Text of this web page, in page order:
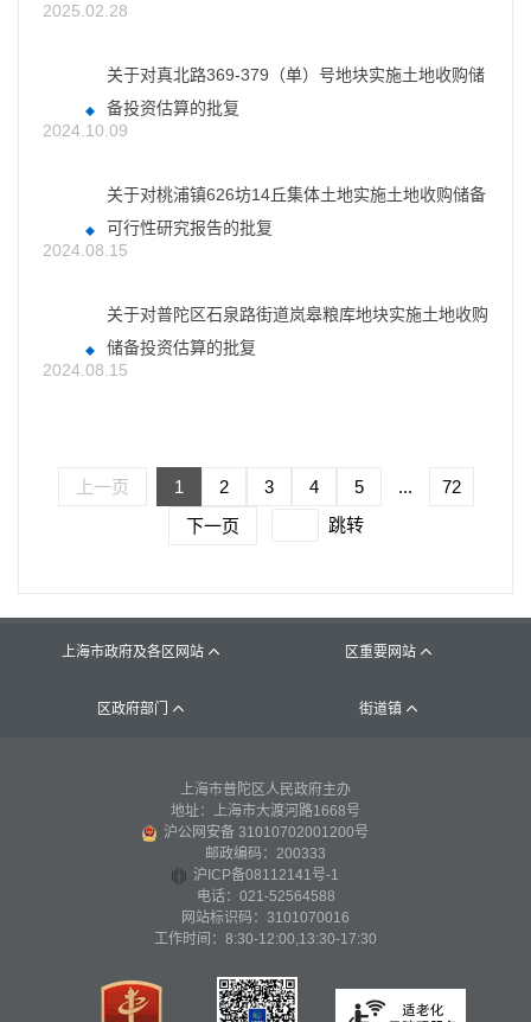
2025.02.28
关于对真北路369-379（单）号地块实施土地收购储
备投资估算的批复
2024.10.09
关于对桃浦镇626坊14丘集体土地实施土地收购储备
可行性研究报告的批复
2024.08.15
关于对普陀区石泉路街道岚皋粮库地块实施土地收购
储备投资估算的批复
2024.08.15
上一页 1 2 3 4 5 ...
72
下一页
跳转
上海市政府及各区网站  区重要网站 
区政府部门  街道镇 
上海市普陀区人民政府主办
地址：上海市大渡河路1668号
沪公网安备 31010702001200号
邮政编码：200333
沪ICP备08112141号-1
电话：021-52564588
网站标识码：3101070016
工作时间：8:30-12:00,13:30-17:30